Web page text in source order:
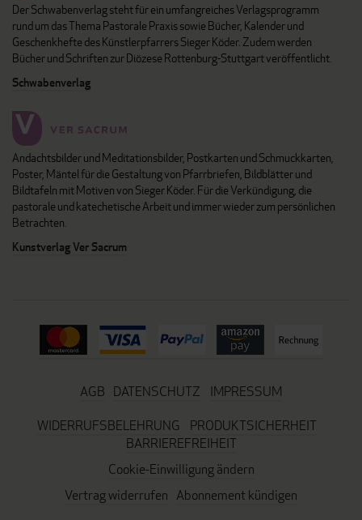
Der Schwabenverlag steht für ein umfangreiches Verlagsprogramm
rund um das Thema Pastorale Praxis sowie Bücher, Kalender und
Geschenkhefte des Künstlerpfarrers Sieger Köder. Zudem werden
Bücher und Schriften zur Diözese Rottenburg-Stuttgart veröffentlicht.
Schwabenverlag
Andachtsbilder und Meditationsbilder, Postkarten und Schmuckkarten,
Poster, Mäntel für die Gestaltung von Pfarrbriefen, Bildblätter und
Bildtafeln mit Motiven von Sieger Köder. Für die Verkündigung, die
pastorale und katechetische Arbeit und immer wieder zum persönlichen
Betrachten.
Kunstverlag Ver Sacrum
AGB DATENSCHUTZ
IMPRESSUM
WIDERRUFSBELEHRUNG
PRODUKTSICHERHEIT
BARRIEREFREIHEIT
Cookie-Einwilligung ändern
Vertrag widerrufen Abonnement kündigen